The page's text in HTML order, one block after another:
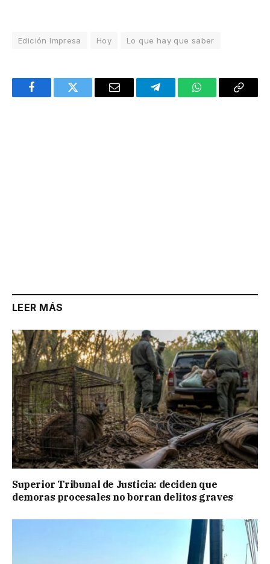
Edición Impresa Hoy Lo que hay que saber
FacebookTwitter Email TelegramWhatsAppCopy
LEER MÁS
Superior Tribunal de Justicia: deciden que
demoras procesales no borran delitos graves